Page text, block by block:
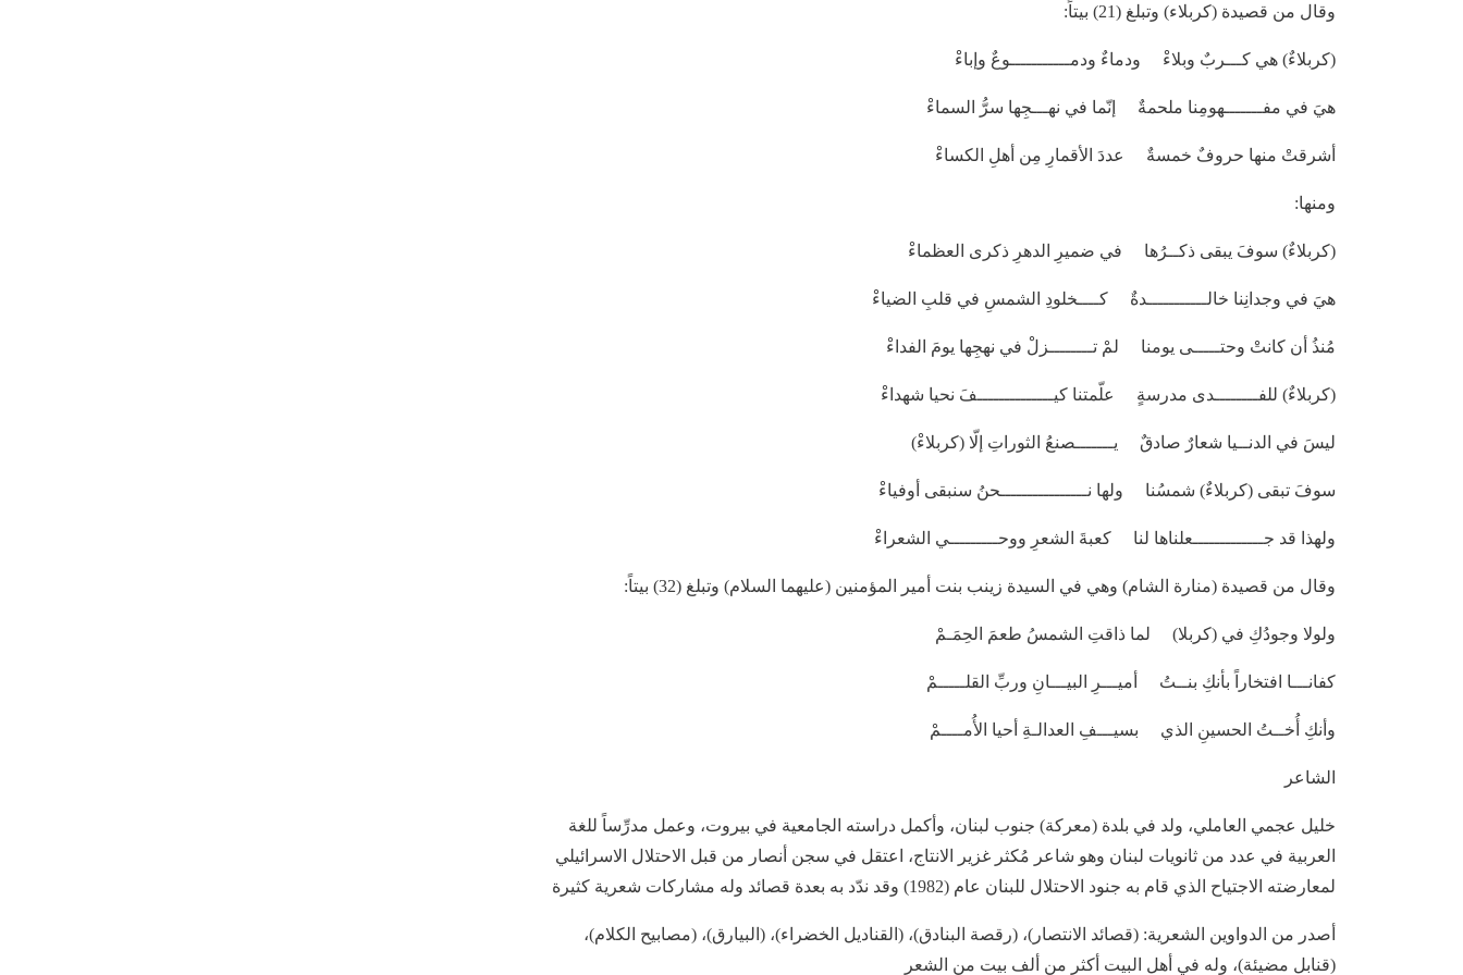
وقال من قصيدة (كربلاء) وتبلغ (21) بيتاً:
(كربلاءٌ) هي كـــربٌ وبلاءْ ودماءٌ ودمـــــــــــوعٌ وإباءْ
هيَ في مفـــــــهومِنا ملحمةٌ إنّما في نهـــجِها سرُّ السماءْ
أشرقتْ منها حروفٌ خمسةٌ عددَ الأقمارِ مِن أهلِ الكساءْ
ومنها:
(كربلاءٌ) سوفَ يبقى ذكــرُها في ضميرِ الدهرِ ذكرى العظماءْ
هيَ في وجدانِنا خالـــــــــــدةٌ كــــخلودِ الشمسِ في قلبِ الضياءْ
مُنذُ أن كانتْ وحتـــــى يومنا لمْ تــــــــزلْ في نهجِها يومَ الفداءْ
(كربلاءٌ) للفــــــــدى مدرسةٍ علّمتنا كيــــــــــــــفَ نحيا شهداءْ
ليسَ في الدنــيا شعارٌ صادقٌ يـــــــصنعُ الثوراتِ إلّا (كربلاءْ)
سوفَ تبقى (كربلاءٌ) شمسُنا ولها نــــــــــــــــحنُ سنبقى أوفياءْ
ولهذا قد جـــــــــــــعلناها لنا كعبةَ الشعرِ ووحـــــــــي الشعراءْ
وقال من قصيدة (منارة الشام) وهي في السيدة زينب بنت أمير المؤمنين (عليهما السلام) وتبلغ (32) بيتاً:
ولولا وجودُكِ في (كربلا) لما ذاقتِ الشمسُ طعمَ الحِمَـمْ
كفانـــا افتخاراً بأنكِ بنــتُ أميـــرِ البيـــانِ وربِّ القلـــــمْ
وأنكِ أُخــتُ الحسينِ الذي بسيـــفِ العدالـةِ أحيا الأُمــــمْ
الشاعر
خليل عجمي العاملي، ولد في بلدة (معركة) جنوب لبنان، وأكمل دراسته الجامعية في بيروت، وعمل مدرِّساً للغة
العربية في عدد من ثانويات لبنان وهو شاعر مُكثر غزير الانتاج، اعتقل في سجن أنصار من قبل الاحتلال الاسرائيلي
لمعارضته الاجتياح الذي قام به جنود الاحتلال للبنان عام (1982) وقد ندّد به بعدة قصائد وله مشاركات شعرية كثيرة
أصدر من الدواوين الشعرية: (قصائد الانتصار)، (رقصة البنادق)، (القناديل الخضراء)، (البيارق)، (مصابيح الكلام)،
(قنابل مضيئة)، وله في أهل البيت أكثر من ألف بيت من الشعر